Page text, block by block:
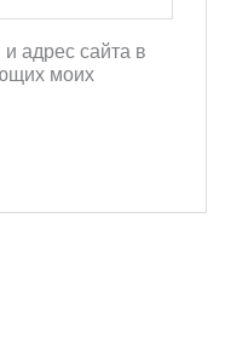
адрес сайта в
моих